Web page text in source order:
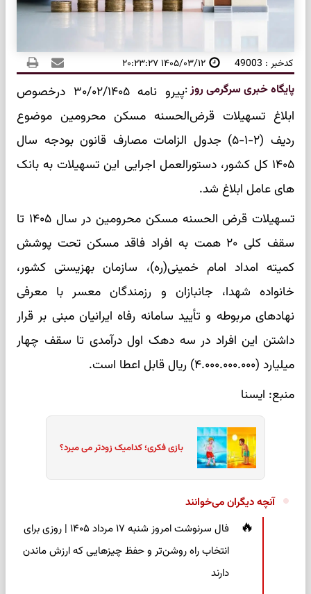
کدخبر : 49003 ۱۴۰۵/۰۳/۱۲ ۲۰:۲۳:۲۷
پایگاه خبری سرگرمی روز:
پیرو نامه ۳۰‌/۰۲‌/۱۴۰۵ درخصوص
ابلاغ تسهیلات قرض‌الحسنه مسکن محرومین موضوع
ردیف (۲‌-۱‌-۵) جدول الزامات مصارف قانون بودجه سال
۱۴۰۵ کل کشور، دستورالعمل اجرایی این تسهیلات به بانک
های عامل ابلاغ شد.
تسهیلات قرض الحسنه مسکن محرومین در سال ۱۴۰۵ تا
سقف کلی ۲۰ همت به افراد فاقد مسکن تحت پوشش
کمیته امداد امام خمینی(ره)، سازمان بهزیستی کشور،
خانواده شهدا، جانبازان و رزمندگان معسر با معرفی
نهادهای مربوطه و تأیید سامانه رفاه ایرانیان مبنی بر قرار
داشتن این افراد در سه دهک اول درآمدی تا سقف چهار
میلیارد (۴.۰۰۰.۰۰۰.۰۰۰) ریال قابل اعطا است.
منبع: ایسنا
بازی فکری؛ کدامیک زودتر می میرد؟
آنچه دیگران می‌خوانند
فال سرنوشت امروز شنبه ۱۷ مرداد ۱۴۰۵ | روزی برای
انتخاب راه روشن‌تر و حفظ چیزهایی که ارزش ماندن
دارند